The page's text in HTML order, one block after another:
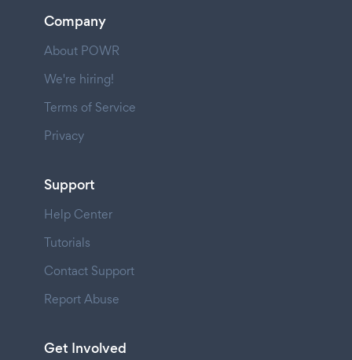
Company
About POWR
We're hiring!
Terms of Service
Privacy
Support
Help Center
Tutorials
Contact Support
Report Abuse
Get Involved